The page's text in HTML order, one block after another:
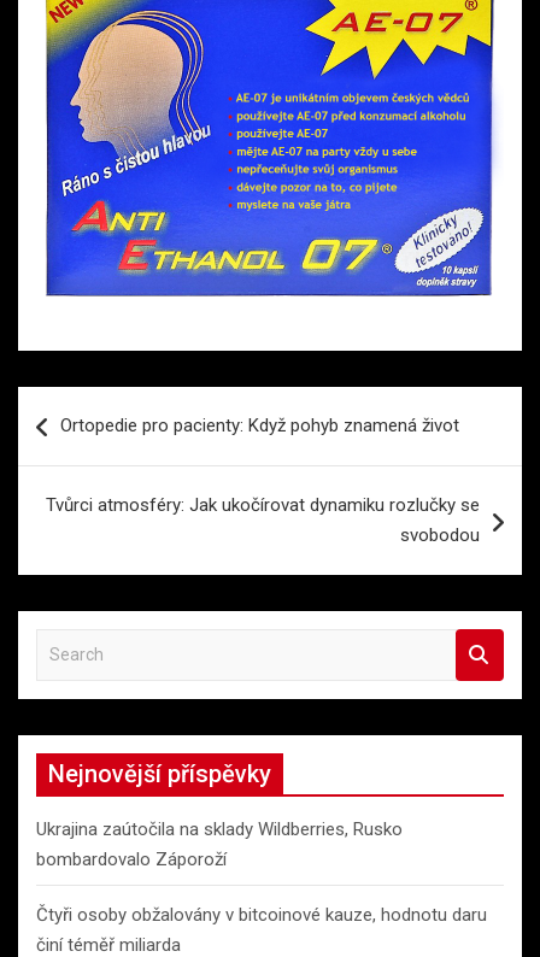
proOrtopedie pro pacienty: Když pohyb znamená život
Tvůrci atmosféry: Jak ukočírovat dynamiku rozlučky se
svobodou
a
r
h
Nejnovější příspěvky
Ukrajina zaútočila na sklady Wildberries, Rusko
bombardovalo Záporoží
Čtyři osoby obžalovány v bitcoinové kauze, hodnotu daru
činí téměř miliarda